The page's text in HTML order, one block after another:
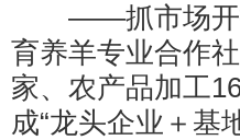
——抓市场开拓
育养羊专业合作
家、农产品加工
成“龙头企业＋基